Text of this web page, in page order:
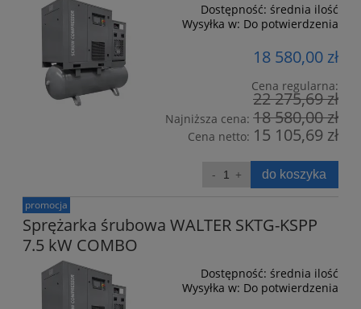
Dostępność: średnia ilość
Wysyłka w: Do potwierdzenia
18 580,00 zł
Cena regularna:
22 275,69 zł
Najniższa cena: 18 580,00 zł
Cena netto: 15 105,69 zł
do koszyka
Sprężarka śrubowa WALTER SKTG-KSPP
7.5 kW COMBO
Dostępność: średnia ilość
Wysyłka w: Do potwierdzenia
promocja